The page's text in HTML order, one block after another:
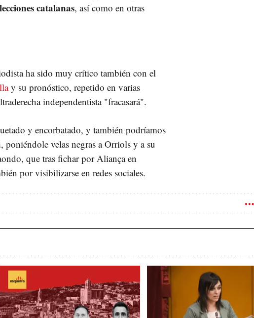
catalanas, así como en otras
ha sido muy crítico también con el
y su pronóstico, repetido en varias
independentista "fracasará".
y encorbatado, y también podríamos
, poniéndole velas negras a Orriols y a su
que tras fichar por Aliança en
por visibilizarse en redes sociales.